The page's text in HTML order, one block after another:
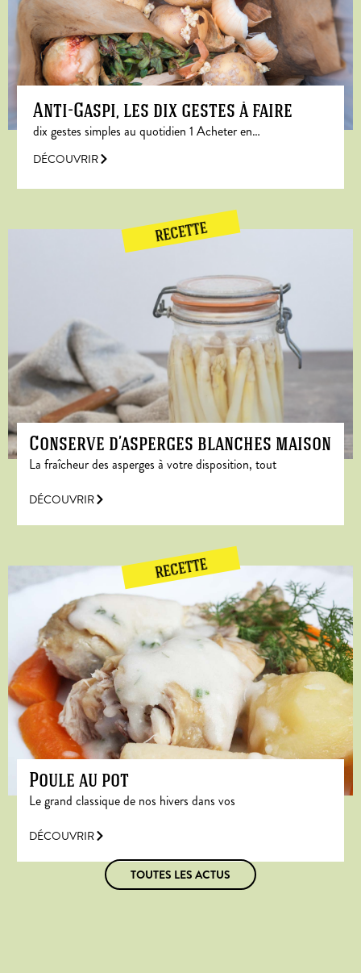
Anti-Gaspi, les dix gestes à faire
dix gestes simples au quotidien 1 Acheter en…
DÉCOUVRIR
RECETTE
Conserve d’asperges blanches maison
La fraîcheur des asperges à votre disposition, tout
DÉCOUVRIR
RECETTE
Poule au pot
Le grand classique de nos hivers dans vos
DÉCOUVRIR
TOUTES LES ACTUS